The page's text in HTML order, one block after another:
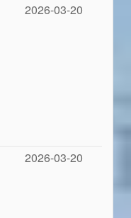
2026-03-20
2026-03-20